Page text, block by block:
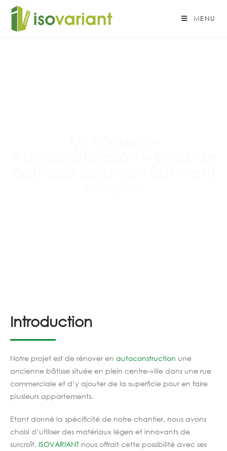
MENU
Introduction
Notre projet est de rénover en autoconstruction une
ancienne bâtisse située en plein centre-ville dans une rue
commerciale et d’y ajouter de la superficie pour en faire
plusieurs appartements.
Etant donné la spécificité de notre chantier, nous avons
choisi d’utiliser des matériaux légers et innovants de
surcroît. ISOVARIANT nous offrait cette possibilité avec ses